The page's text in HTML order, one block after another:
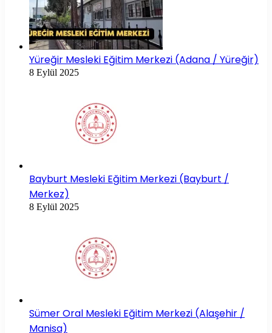
Yüreğir Mesleki Eğitim Merkezi (Adana / Yüreğir)
8 Eylül 2025
Bayburt Mesleki Eğitim Merkezi (Bayburt /
Merkez)
8 Eylül 2025
Sümer Oral Mesleki Eğitim Merkezi (Alaşehir /
Manisa)